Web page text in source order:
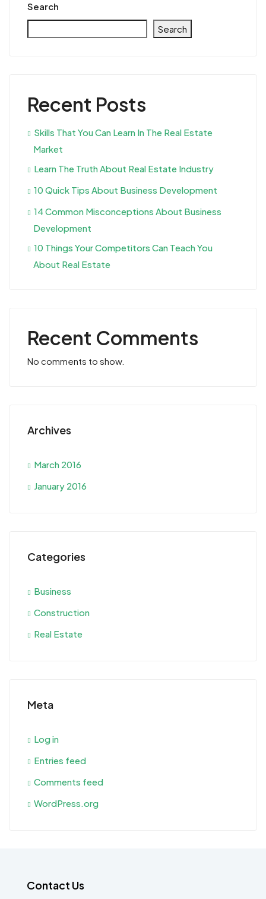
Search
Search
Recent Posts
Skills That You Can Learn In The Real Estate
Market
Learn The Truth About Real Estate Industry
10 Quick Tips About Business Development
14 Common Misconceptions About Business
Development
10 Things Your Competitors Can Teach You
About Real Estate
Recent Comments
No comments to show.
Archives
March 2016
January 2016
Categories
Business
Construction
Real Estate
Meta
Log in
Entries feed
Comments feed
WordPress.org
Contact Us